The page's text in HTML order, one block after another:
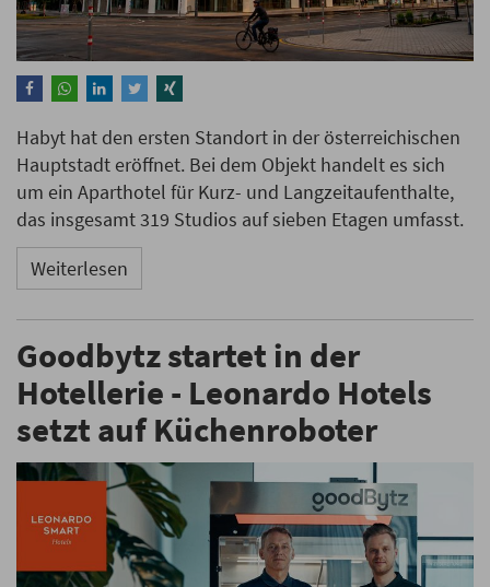
Habyt hat den ersten Standort in der österreichischen
Hauptstadt eröffnet. Bei dem Objekt handelt es sich
um ein Aparthotel für Kurz- und Langzeitaufenthalte,
das insgesamt 319 Studios auf sieben Etagen umfasst.
Weiterlesen
Goodbytz startet in der
Hotellerie - Leonardo Hotels
setzt auf Küchenroboter